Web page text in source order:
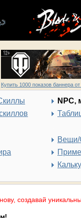
Купить 1000 показов баннера от
NPC,
создавай